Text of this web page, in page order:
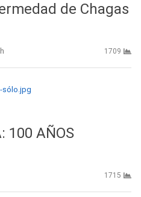
de Chagas
1709
100 AÑOS
1715